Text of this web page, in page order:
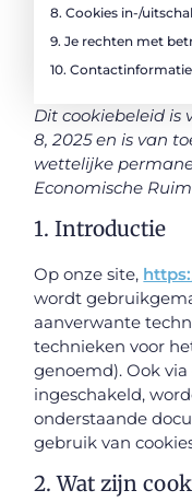
Dit cookiebeleid is
8, 2025 en is van
wettelijke
Economische
1. Introductie
Op onze site,
wordt
aanverwante
technieken voor
genoemd). Ook
ingeschakeld,
onderstaande
gebruik van
2. Wat zijn
8. Cookies in-/
9. Je rechten met
10. Contactinformatie